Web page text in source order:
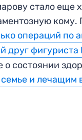
стало еще
кому.
операций по
друг фигуриста
о состоянии
семье и лечащим